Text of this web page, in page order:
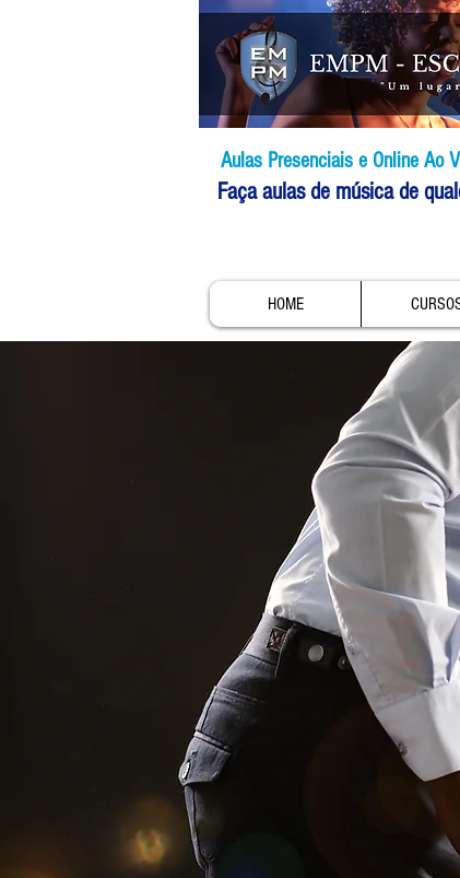
Aulas Presenciais e Online Ao
Faça aulas de música de
HOME